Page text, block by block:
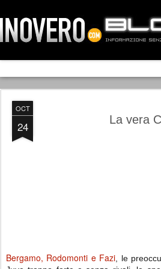
OCT
24 La vera
Bergamo, Rodomonti e Fazi , le